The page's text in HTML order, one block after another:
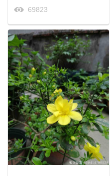
69823